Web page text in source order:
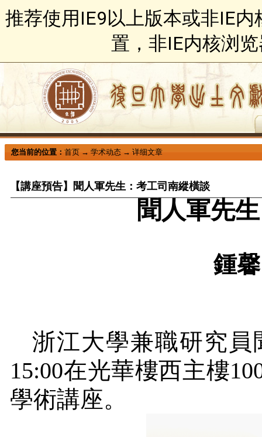
推荐使用IE9以上版本或非IE
置，非IE内核浏
您当前的位置：首页 →学术动态 →详细文章
【講座預告】聞人軍先生：考工司南縱橫談
聞人軍先
鍾馨
浙江大學兼職研究
15:00在光華樓西主樓
學術講座。